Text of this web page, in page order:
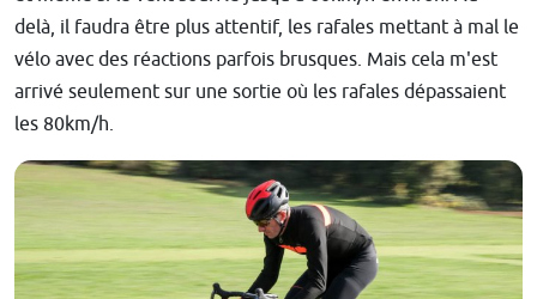
delà, il faudra être plus attentif, les rafales mettant à mal le
vélo avec des réactions parfois brusques. Mais cela m'est
arrivé seulement sur une sortie où les rafales dépassaient
les 80km/h.